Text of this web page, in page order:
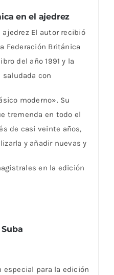
en el ajedrez
El autor recibió
Federación Británica
del año 1991 y la
con
moderno». Su
tremenda en todo el
de casi veinte años,
y añadir nuevas y
en la edición
especial para la edición